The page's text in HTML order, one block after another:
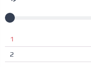
1
2